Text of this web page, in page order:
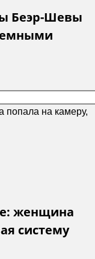
Беэр-Шевы
женщина
систему